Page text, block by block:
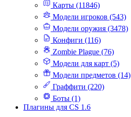
Карты (11846)
Модели игроков (543)
Модели оружия (3478)
Конфиги (116)
Zombie Plague (76)
Модели для карт (5)
Модели предметов (14)
Граффити (220)
Боты (1)
Плагины для CS 1.6